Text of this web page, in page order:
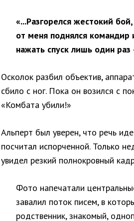
«...Разгорелся жестокий
от меня поднялся командир
нажать спуск лишь один
Осколок разбил объектив,
сбило с ног. Пока он возился с
«Комбата убили!»
Альперт был уверен, что речь
посчитал испорченной. Только
увидел резкий полнокровный
Фото напечатали
завалил поток писем, в
родственник, знакомый,